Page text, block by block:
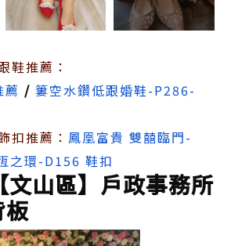
鞋推薦：
薦 / 簍空水鑽低跟婚鞋-P286-
扣推薦： 鳳凰富貴 雙囍臨門-
之環-D156 鞋扣
文山區】戶政事務所